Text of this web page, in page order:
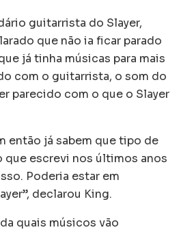
guitarrista do Slayer,
que não ia ficar parado
já tinha músicas para mais
com o guitarrista, o som do
parecido com o que o Slayer
então já sabem que tipo de
que escrevi nos últimos anos
Poderia estar em
declarou King.
quais músicos vão